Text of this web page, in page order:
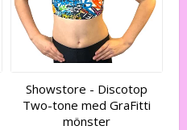
Showstore - Discotop
Two-tone med GraFitti
mönster